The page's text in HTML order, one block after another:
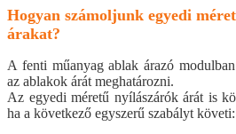
Hogyan számoljunk egyedi
árakat?
A fenti műanyag ablak árazó
az ablakok árát meghatározni.
Az egyedi méretű nyílászárók árát is
ha a következő egyszerű szabályt követi: